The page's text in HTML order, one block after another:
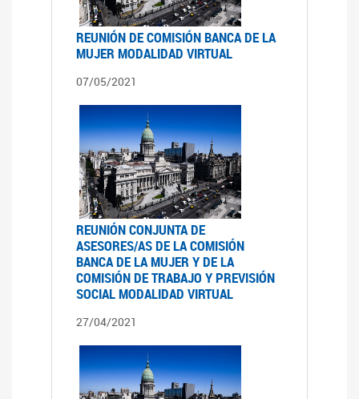
REUNIÓN DE COMISIÓN BANCA DE LA
MUJER MODALIDAD VIRTUAL
07/05/2021
REUNIÓN CONJUNTA DE
ASESORES/AS DE LA COMISIÓN
BANCA DE LA MUJER Y DE LA
COMISIÓN DE TRABAJO Y PREVISIÓN
SOCIAL MODALIDAD VIRTUAL
27/04/2021